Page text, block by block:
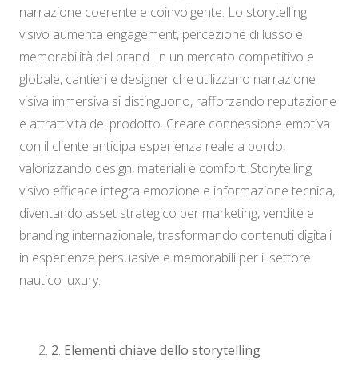
narrazione coerente e coinvolgente. Lo storytelling
visivo aumenta engagement, percezione di lusso e
memorabilità del brand. In un mercato competitivo e
globale, cantieri e designer che utilizzano narrazione
visiva immersiva si distinguono, rafforzando reputazione
e attrattività del prodotto. Creare connessione emotiva
con il cliente anticipa esperienza reale a bordo,
valorizzando design, materiali e comfort. Storytelling
visivo efficace integra emozione e informazione tecnica,
diventando asset strategico per marketing, vendite e
branding internazionale, trasformando contenuti digitali
in esperienze persuasive e memorabili per il settore
nautico luxury.
2. Elementi chiave dello storytelling